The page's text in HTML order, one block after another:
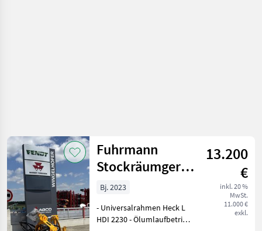
Fuhrmann
Stockräumgerät
HDI2230
13.200
€
inkl. 20 %
MwSt.
11.000 €
exkl.
Bj. 2023
- Universalrahmen Heck L
HDI 2230 - Ölumlaufbetrieb